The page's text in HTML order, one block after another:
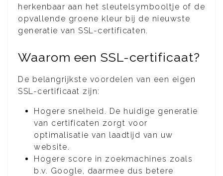
herkenbaar aan het sleutelsymbooltje of de
opvallende groene kleur bij de nieuwste
generatie van SSL-certificaten.
Waarom een SSL-certificaat?
De belangrijkste voordelen van een eigen
SSL-certificaat zijn:
Hogere snelheid. De huidige generatie
van certificaten zorgt voor
optimalisatie van laadtijd van uw
website.
Hogere score in zoekmachines zoals
b.v. Google, daarmee dus betere